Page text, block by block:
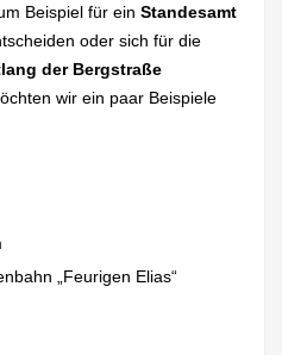
Beispiel für einStandesamt
oder sich für die
der Bergstraße
wir ein paar Beispiele
„Feurigen Elias“